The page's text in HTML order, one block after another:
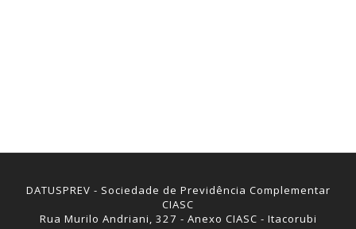
DATUSPREV - Sociedade de Previdência Complementar
CIASC
Rua Murilo Andriani, 327 - Anexo CIASC - Itacorubi